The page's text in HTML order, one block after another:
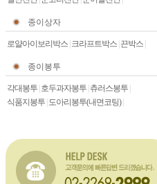
종이상자
로얄아이보리박스 크라프트박스 끈박스
종이봉투
각대봉투 호두과자봉투 츄러스봉투
식품지봉투 도아리봉투(내면코팅)|